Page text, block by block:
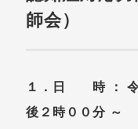
師会）
１．日 時 ： 令
後２時００分 ～